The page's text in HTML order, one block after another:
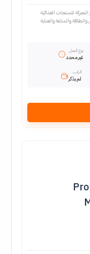
التجزئة للمنتجات الغذائية
والمناعة والعناية
نوع العمل
غير محدد
الراتب
لم يذكر